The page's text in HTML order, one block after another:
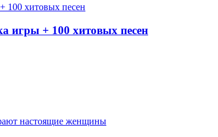
игры + 100 хитовых песен